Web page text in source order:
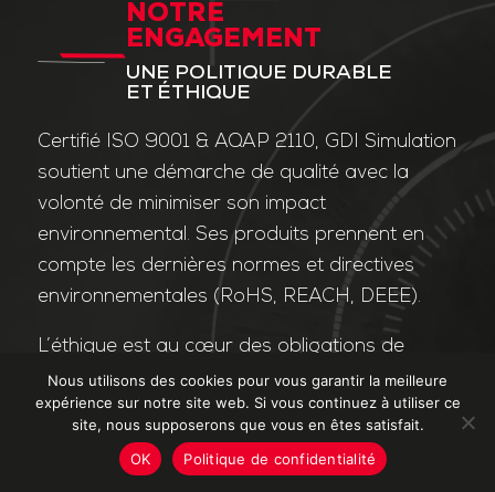
NOTRE
ENGAGEMENT
UNE POLITIQUE DURABLE
ET ÉTHIQUE
Certifié ISO 9001 & AQAP 2110, GDI Simulation
soutient une démarche de qualité avec la
volonté de minimiser son impact
environnemental. Ses produits prennent en
compte les dernières normes et directives
environnementales (RoHS, REACH, DEEE).
L’éthique est au cœur des obligations de
l’entreprise et de ses valeurs. Nos affaires
sont conduites dans le strict respect des
différentes lois applicables dans le domaine
de la lutte contre la corruption et le trafic
Nous utilisons des cookies pour vous garantir la meilleure
expérience sur notre site web. Si vous continuez à utiliser ce
site, nous supposerons que vous en êtes satisfait.
OK
Politique de confidentialité